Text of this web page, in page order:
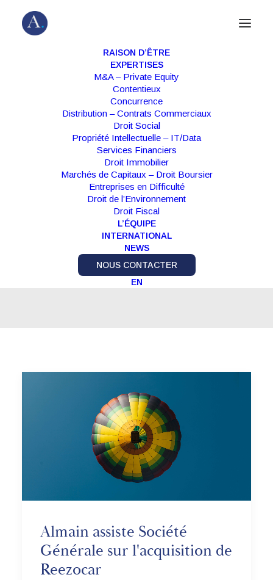
RAISON D’ÊTRE
EXPERTISES
M&A – Private Equity
Contentieux
Concurrence
Distribution – Contrats Commerciaux
Droit Social
Propriété Intellectuelle – IT/Data
Services Financiers
Droit Immobilier
Marchés de Capitaux – Droit Boursier
Entreprises en Difficulté
Droit de l’Environnement
Droit Fiscal
L’ÉQUIPE
INTERNATIONAL
NEWS
NOUS CONTACTER
EN
Mois : décembre 2020
Almain assiste Société
Générale sur l'acquisition de
Reezocar